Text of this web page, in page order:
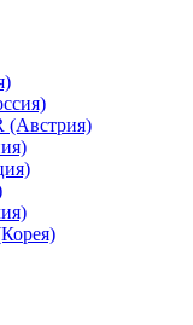
(Австрия)